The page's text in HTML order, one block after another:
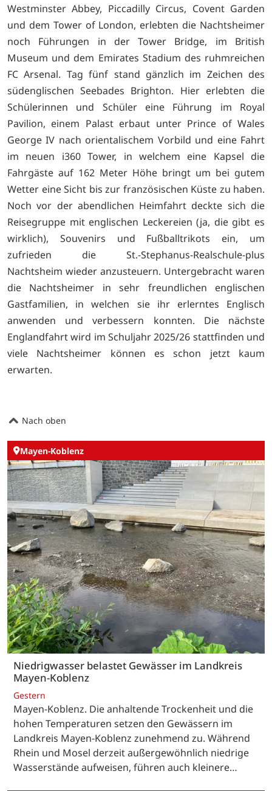
Westminster Abbey, Piccadilly Circus, Covent Garden
und dem Tower of London, erlebten die Nachtsheimer
noch Führungen in der Tower Bridge, im British
Museum und dem Emirates Stadium des ruhmreichen
FC Arsenal. Tag fünf stand gänzlich im Zeichen des
südenglischen Seebades Brighton. Hier erlebten die
Schülerinnen und Schüler eine Führung im Royal
Pavilion, einem Palast erbaut unter Prince of Wales
George IV nach orientalischem Vorbild und eine Fahrt
im neuen i360 Tower, in welchem eine Kapsel die
Fahrgäste auf 162 Meter Höhe bringt um bei gutem
Wetter eine Sicht bis zur französischen Küste zu haben.
Noch vor der abendlichen Heimfahrt deckte sich die
Reisegruppe mit englischen Leckereien (ja, die gibt es
wirklich), Souvenirs und Fußballtrikots ein, um
zufrieden die St.-Stephanus-Realschule-plus
Nachtsheim wieder anzusteuern. Untergebracht waren
die Nachtsheimer in sehr freundlichen englischen
Gastfamilien, in welchen sie ihr erlerntes Englisch
anwenden und verbessern konnten. Die nächste
Englandfahrt wird im Schuljahr 2025/26 stattfinden und
viele Nachtsheimer können es schon jetzt kaum
erwarten.
Nach oben
Mayen-Koblenz
Niedrigwasser belastet Gewässer im Landkreis
Mayen-Koblenz
Gestern
Mayen-Koblenz. Die anhaltende Trockenheit und die
hohen Temperaturen setzen den Gewässern im
Landkreis Mayen-Koblenz zunehmend zu. Während
Rhein und Mosel derzeit außergewöhnlich niedrige
Wasserstände aufweisen, führen auch kleinere…